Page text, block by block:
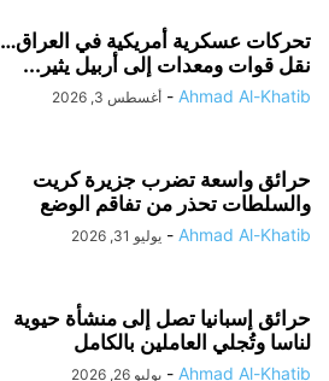
تحركات عسكرية أمريكية في العراق…
نقل قوات ومعدات إلى أربيل يثير...
Ahmad Al-Khatib
- أغسطس 3, 2026
حرائق واسعة تضرب جزيرة كريت
والسلطات تحذر من تفاقم الوضع
Ahmad Al-Khatib
- يوليو 31, 2026
حرائق إسبانيا تصل إلى منشأة حيوية
لناسا وتُجلي العاملين بالكامل
Ahmad Al-Khatib
- يوليو 26, 2026